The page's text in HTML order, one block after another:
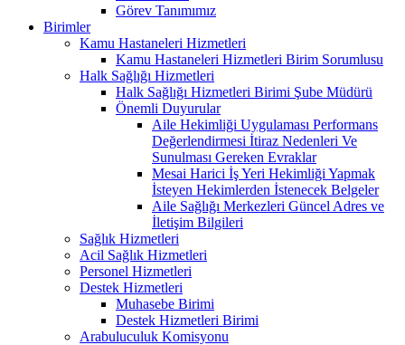
Görev Tanımımız
Birimler
Kamu Hastaneleri Hizmetleri
Kamu Hastaneleri Hizmetleri Birim Sorumlusu
Halk Sağlığı Hizmetleri
Halk Sağlığı Hizmetleri Birimi Şube Müdürü
Önemli Duyurular
Aile Hekimliği Uygulaması Performans
Değerlendirmesi İtiraz Nedenleri Ve
Sunulması Gereken Evraklar
Mesai Harici İş Yeri Hekimliği Yapmak
İsteyen Hekimlerden İstenecek Belgeler
Aile Sağlığı Merkezleri Güncel Adres ve
İletişim Bilgileri
Sağlık Hizmetleri
Acil Sağlık Hizmetleri
Personel Hizmetleri
Destek Hizmetleri
Muhasebe Birimi
Destek Hizmetleri Birimi
Arabuluculuk Komisyonu